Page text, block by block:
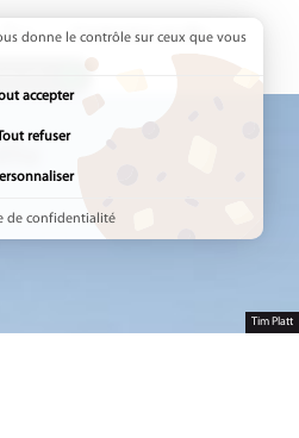
Élus Page active :
Contacter un élu
Tim Platt
donne le contrôle sur ceux que vous
accepter
refuser
de confidentialité